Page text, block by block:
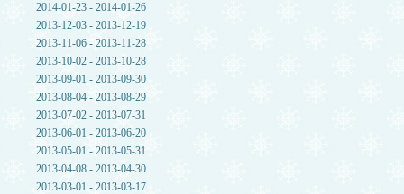
2014-01-23 - 2014-01-26
2013-12-03 - 2013-12-19
2013-11-06 - 2013-11-28
2013-10-02 - 2013-10-28
2013-09-01 - 2013-09-30
2013-08-04 - 2013-08-29
2013-07-02 - 2013-07-31
2013-06-01 - 2013-06-20
2013-05-01 - 2013-05-31
2013-04-08 - 2013-04-30
2013-03-01 - 2013-03-17